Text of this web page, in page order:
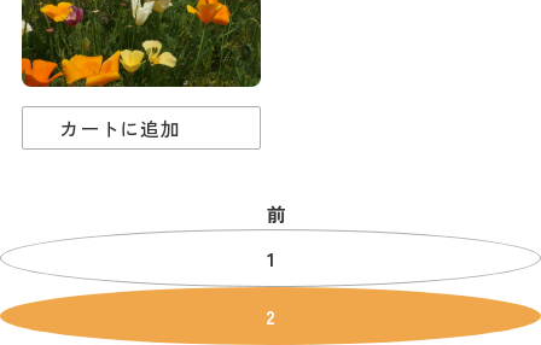
カートに追加
前
1
2